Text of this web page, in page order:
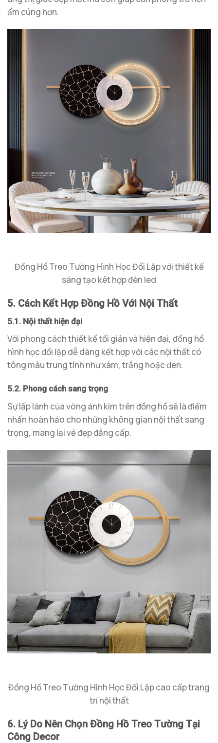
ấm cúng hơn.
Đồng Hồ Treo Tường Hình Học Đối Lập với thiết kế
sáng tạo kêt hợp đèn led
5. Cách Kết Hợp Đồng Hồ Với Nội Thất
5.1. Nội thất hiện đại
Với phong cách thiết kế tối giản và hiện đại, đồng hồ
hình học đối lập dễ dàng kết hợp với các nội thất có
tông màu trung tính như xám, trắng hoặc đen.
5.2. Phong cách sang trọng
Sự lấp lánh của vòng ánh kim trên đồng hồ sẽ là điểm
nhấn hoàn hảo cho những không gian nội thất sang
trọng, mang lại vẻ đẹp đẳng cấp.
Đồng Hồ Treo Tường Hình Học Đối Lập cao cấp trang
trí nội thất
6. Lý Do Nên Chọn Đồng Hồ Treo Tường Tại
Công Decor